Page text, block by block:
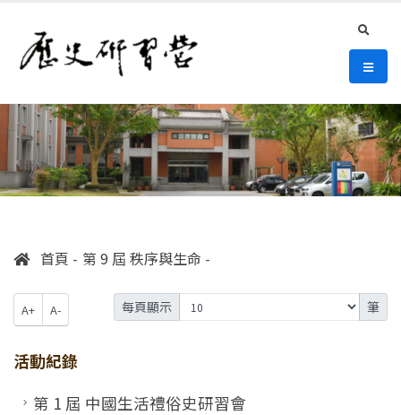
史語所 歷史研習營 search
選單
:::
首頁 第 9 屆 秩序與生命
A+ A- 每頁顯示 筆
活動紀錄
第 1 屆 中國生活禮俗史研習會